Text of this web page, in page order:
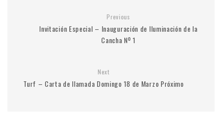
Previous
Invitación Especial – Inauguración de Iluminación de la
Cancha Nº 1
Next
Turf – Carta de llamada Domingo 18 de Marzo Próximo